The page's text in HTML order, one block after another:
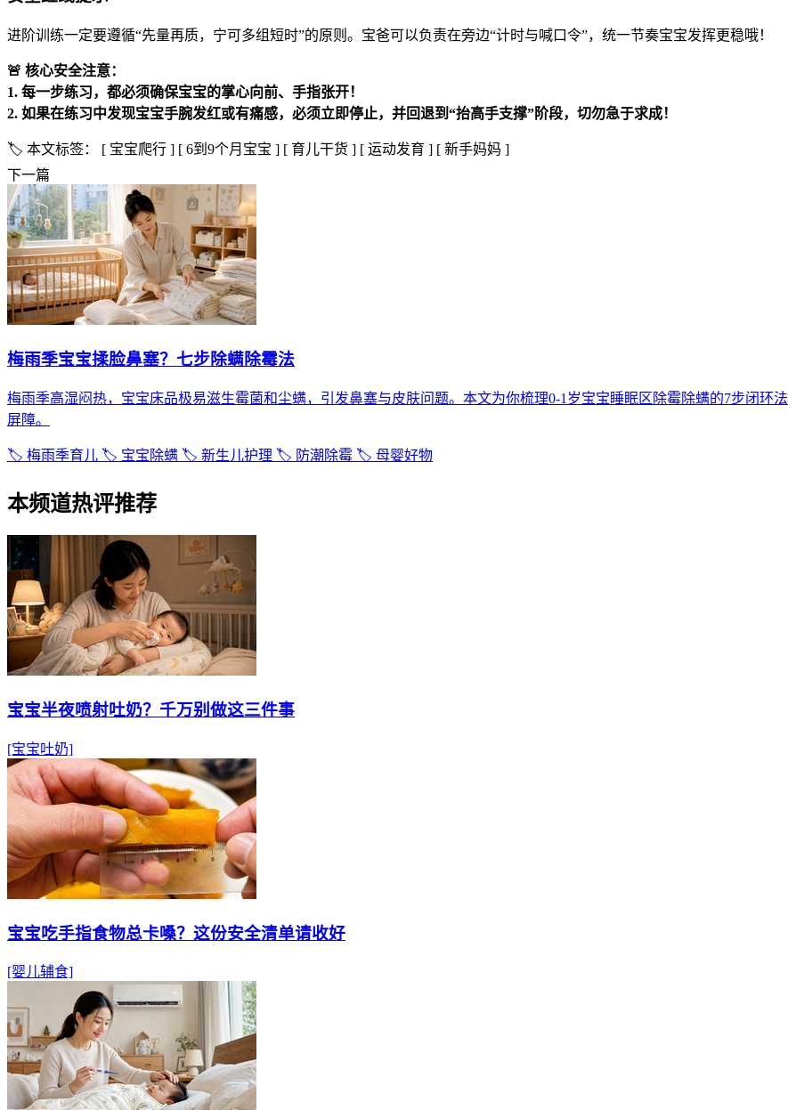
进阶训练一定要遵循“先量再质，宁可多组短时”的原则。宝爸可以负责在旁边“计时与喊口令”，统一节奏宝宝发挥更稳哦！
🚨 核心安全注意：
1. 每一步练习，都必须确保宝宝的掌心向前、手指张开！
2. 如果在练习中发现宝宝手腕发红或有痛感，必须立即停止，并回退到“抬高手支撑”阶段，切勿急于求成！
🏷️ 本文标签： [ 宝宝爬行 ] [ 6到9个月宝宝 ] [ 育儿干货 ] [ 运动发育 ] [ 新手妈妈 ]
下一篇
梅雨季宝宝揉脸鼻塞？七步除螨除霉法
梅雨季高湿闷热，宝宝床品极易滋生霉菌和尘螨，引发鼻塞与皮肤问题。本文为你梳理0-1岁宝宝睡眠区除霉除螨的7步闭环
屏障。
🏷️ 梅雨季育儿 🏷️ 宝宝除螨 🏷️ 新生儿护理 🏷️ 防潮除霉 🏷️ 母婴好物
本频道热评推荐
宝宝半夜喷射吐奶？千万别做这三件事
[宝宝吐奶]
宝宝吃手指食物总卡嗓？这份安全清单请收好
[婴儿辅食]